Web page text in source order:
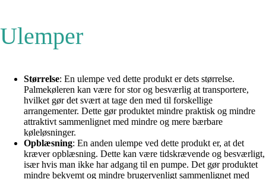
Ulemper
Størrelse: En ulempe ved dette produkt er dets størrelse.
Palmekøleren kan være for stor og besværlig at transportere,
hvilket gør det svært at tage den med til forskellige
arrangementer. Dette gør produktet mindre praktisk og mindre
attraktivt sammenlignet med mindre og mere bærbare
køleløsninger.
Opblæsning: En anden ulempe ved dette produkt er, at det
kræver opblæsning. Dette kan være tidskrævende og besværligt,
især hvis man ikke har adgang til en pumpe. Det gør produktet
mindre bekvemt og mindre brugervenligt sammenlignet med